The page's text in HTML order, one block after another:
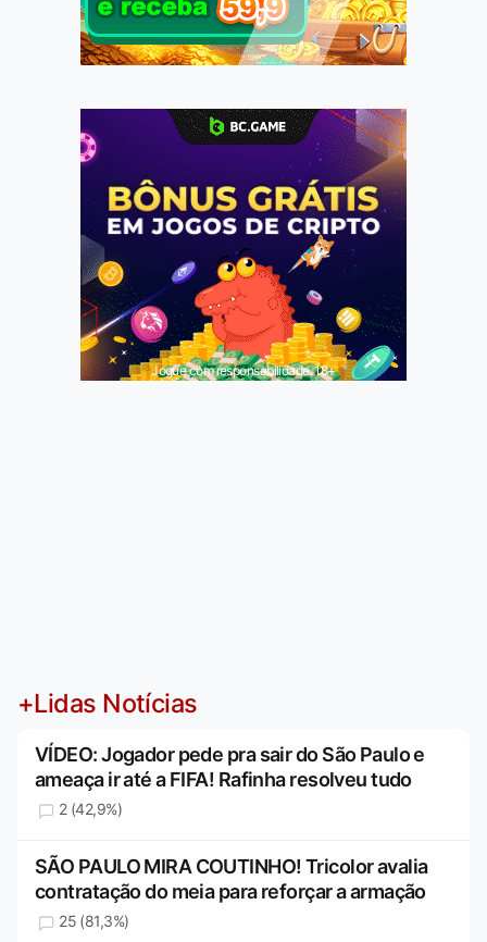
Jogue com responsabilidade. 18+
+Lidas Notícias
VÍDEO: Jogador pede pra sair do São Paulo e
ameaça ir até a FIFA! Rafinha resolveu tudo
2 (42,9%)
SÃO PAULO MIRA COUTINHO! Tricolor avalia
contratação do meia para reforçar a armação
25 (81,3%)